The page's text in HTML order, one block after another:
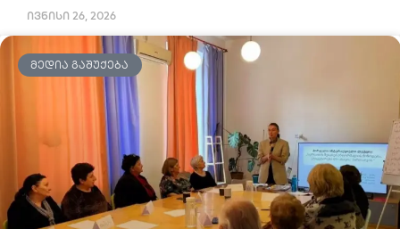
ივნისი 26, 2026
ᲛᲔᲓᲘᲐ ᲒᲐᲨᲣᲥᲔᲑᲐ